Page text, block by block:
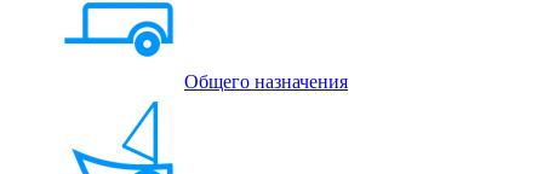
Общего назначения